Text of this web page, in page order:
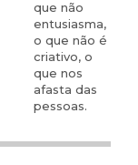
que não
entusiasma,
o que não é
criativo, o
que nos
afasta das
pessoas.